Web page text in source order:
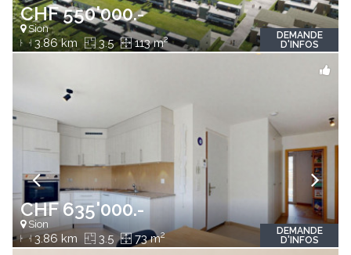
CHF 550'000.-
Sion
3.86 km 3.5 113 m2
DEMANDE
D'INFOS
CHF 635'000.-
Sion
3.86 km 3.5 73 m2
DEMANDE
D'INFOS